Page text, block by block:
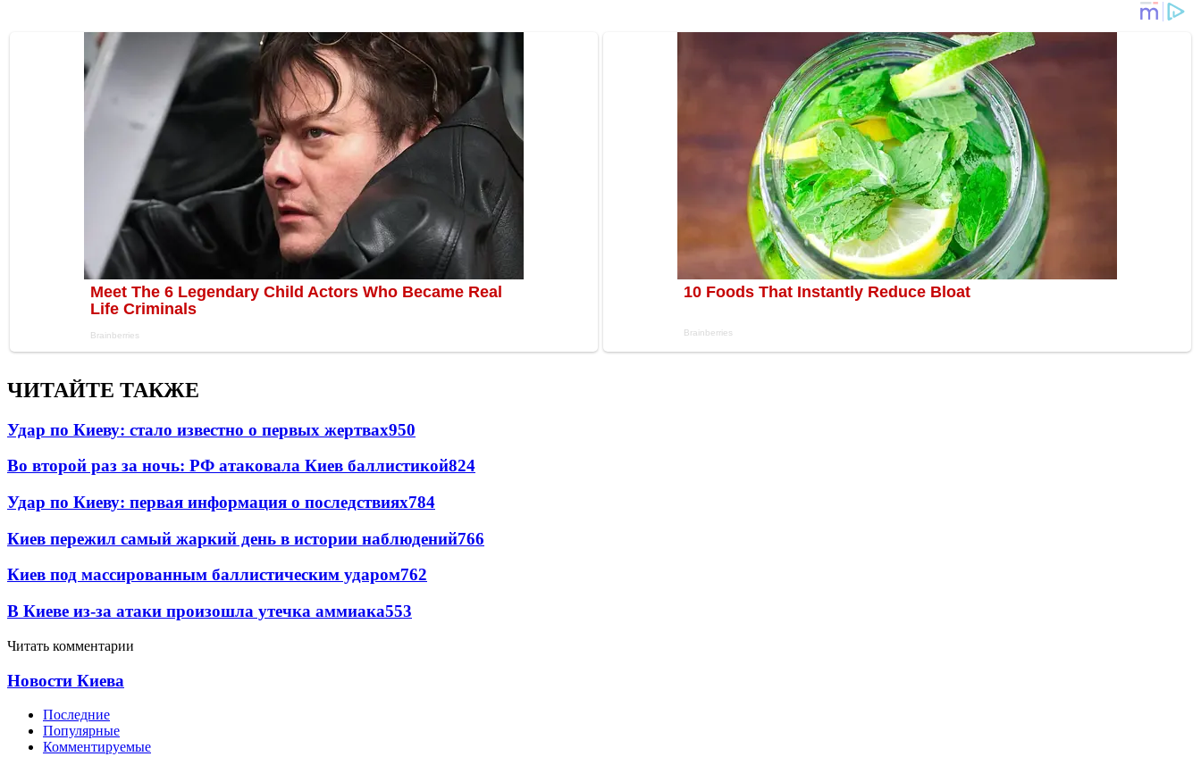
ЧИТАЙТЕ ТАКЖЕ
Удар по Киеву: стало известно о первых жертвах950
Во второй раз за ночь: РФ атаковала Киев баллистикой824
Удар по Киеву: первая информация о последствиях784
Киев пережил самый жаркий день в истории наблюдений766
Киев под массированным баллистическим ударом762
В Киеве из-за атаки произошла утечка аммиака553
Читать комментарии
Новости Киева
Последние
Популярные
Комментируемые